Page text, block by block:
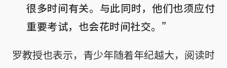
很多时间有关。与此同时，他们也须应付
重要考试，也会花时间社交。”
罗教授也表示，青少年随着年纪越大，阅读时